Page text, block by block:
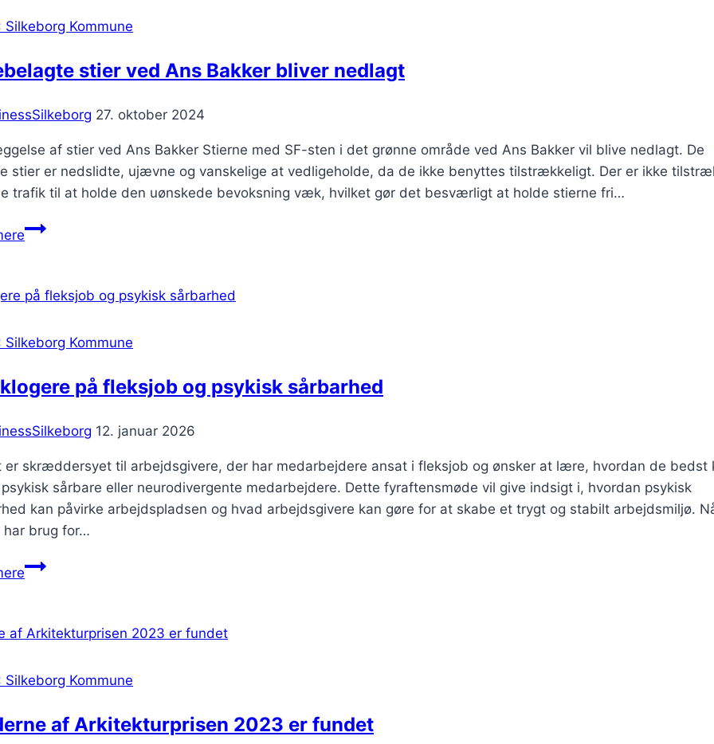
17
Silkeborg Kommune
stier ved Ans Bakker bliver nedlagt
27. oktober 2024
af stier ved Ans Bakker Stierne med SF-sten i det grønne område ved Ans Bakker vil blive nedlagt. De
stier er nedslidte, ujævne og vanskelige at vedligeholde, da de ikke benyttes tilstrækkeligt. Der er ikke
trafik til at holde den uønskede bevoksning væk, hvilket gør det besværligt at holde stierne fri…
Flisebelagte
Ans
bliver
nedlagt
Silkeborg Kommune
på fleksjob og psykisk sårbarhed
12. januar 2026
er skræddersyet til arbejdsgivere, der har medarbejdere ansat i fleksjob og ønsker at lære, hvordan de bedst
sårbare eller neurodivergente medarbejdere. Dette fyraftensmøde vil give indsigt i, hvordan psykisk
kan påvirke arbejdspladsen og hvad arbejdsgivere kan gøre for at skabe et trygt og stabilt arbejdsmiljø.
har brug for…
Bliv
fleksjob
psykisk
sårbarhed
Silkeborg Kommune
af Arkitekturprisen 2023 er fundet